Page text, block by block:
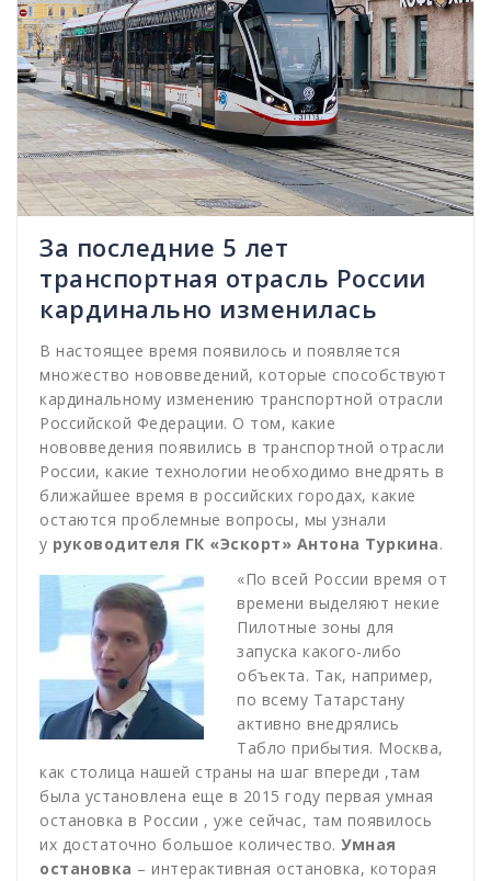
За последние 5 лет
транспортная отрасль России
кардинально изменилась
В настоящее время появилось и появляется
множество нововведений, которые способствуют
кардинальному изменению транспортной отрасли
Российской Федерации. О том, какие
нововведения появились в транспортной отрасли
России, какие технологии необходимо внедрять в
ближайшее время в российских городах, какие
остаются проблемные вопросы, мы узнали
у руководителя ГК «Эскорт» Антона Туркина.
«По всей России время от
времени выделяют некие
Пилотные зоны для
запуска какого-либо
объекта. Так, например,
по всему Татарстану
активно внедрялись
Табло прибытия. Москва,
как столица нашей страны на шаг впереди ,там
была установлена еще в 2015 году первая умная
остановка в России , уже сейчас, там появилось
их достаточно большое количество. Умная
остановка – интерактивная остановка, которая